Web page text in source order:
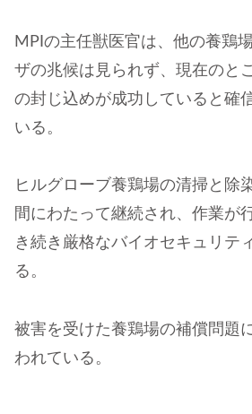
MPIの主任獣医官は、他の養鶏
ザの兆候は見られず、現在のと
の封じ込めが成功していると確
いる。
ヒルグローブ養鶏場の清掃と除
間にわたって継続され、作業が
き続き厳格なバイオセキュリテ
る。
被害を受けた養鶏場の補償問題
われている。